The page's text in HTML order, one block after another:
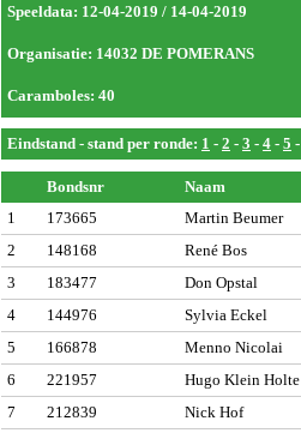
Speeldata: 12-04-2019 / 14-04-2019
Organisatie: 14032 DE POMERANS
Caramboles: 40
Eindstand - stand per ronde: 1 - 2 - 3 - 4 - 5 -
Bondsnr Naam
1
173665 Martin Beumer
2
148168 René Bos
3
183477 Don Opstal
4
144976 Sylvia Eckel
5
166878 Menno Nicolai
6
221957 Hugo Klein Holte
7
212839 Nick Hof